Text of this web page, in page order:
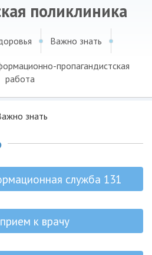
поликлиника
Важно знать
пропагандистская
работа
знать
служба 131
к врачу